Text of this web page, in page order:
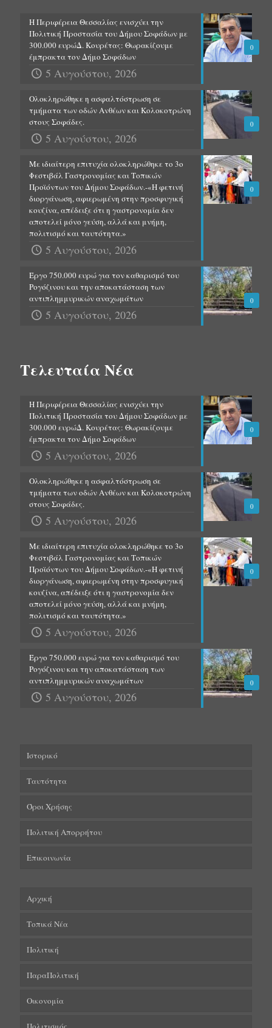
0
Η Περιφέρεια Θεσσαλίας ενισχύει την
Πολιτική Προστασία του Δήμου Σοφάδων με
300.000 ευρώΔ. Κουρέτας: Θωρακίζουμε
έμπρακτα τον Δήμο Σοφάδων
5 Αυγούστου, 2026
0
Ολοκληρώθηκε η ασφαλτόστρωση σε
τμήματα των οδών Ανθέων και Κολοκοτρώνη
στους Σοφάδες.
5 Αυγούστου, 2026
0
Με ιδιαίτερη επιτυχία ολοκληρώθηκε το 3ο
Φεστιβάλ Γαστρονομίας και Τοπικών
Προϊόντων του Δήμου Σοφάδων.-«Η φετινή
διοργάνωση, αφιερωμένη στην προσφυγική
κουζίνα, απέδειξε ότι η γαστρονομία δεν
αποτελεί μόνο γεύση, αλλά και μνήμη,
πολιτισμό και ταυτότητα.»
5 Αυγούστου, 2026
0
Έργο 750.000 ευρώ για τον καθαρισμό του
Ρογόζινου και την αποκατάσταση των
αντιπλημμυρικών αναχωμάτων
5 Αυγούστου, 2026
Τελευταία Νέα
0
Η Περιφέρεια Θεσσαλίας ενισχύει την
Πολιτική Προστασία του Δήμου Σοφάδων με
300.000 ευρώΔ. Κουρέτας: Θωρακίζουμε
έμπρακτα τον Δήμο Σοφάδων
5 Αυγούστου, 2026
0
Ολοκληρώθηκε η ασφαλτόστρωση σε
τμήματα των οδών Ανθέων και Κολοκοτρώνη
στους Σοφάδες.
5 Αυγούστου, 2026
0
Με ιδιαίτερη επιτυχία ολοκληρώθηκε το 3ο
Φεστιβάλ Γαστρονομίας και Τοπικών
Προϊόντων του Δήμου Σοφάδων.-«Η φετινή
διοργάνωση, αφιερωμένη στην προσφυγική
κουζίνα, απέδειξε ότι η γαστρονομία δεν
αποτελεί μόνο γεύση, αλλά και μνήμη,
πολιτισμό και ταυτότητα.»
5 Αυγούστου, 2026
0
Έργο 750.000 ευρώ για τον καθαρισμό του
Ρογόζινου και την αποκατάσταση των
αντιπλημμυρικών αναχωμάτων
5 Αυγούστου, 2026
Ιστορικό
Ταυτότητα
Όροι Χρήσης
Πολιτική Απορρήτου
Επικοινωνία
Αρχική
Τοπικά Νέα
Πολιτική
ΠαραΠολιτική
Οικονομία